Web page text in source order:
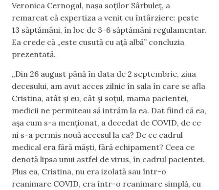
Veronica Cernogal, nașa soților Sârbuleț, a
remarcat că expertiza a venit cu întârziere: peste
13 săptămâni, în loc de 3-6 săptămâni regulamentar.
Ea crede că „este cusută cu ață albă” concluzia
prezentată.
„Din 26 august până în data de 2 septembrie, ziua
decesului, am avut acces zilnic în sala în care se afla
Cristina, atât și eu, cât și soțul, mama pacientei,
medicii ne permiteau să intrăm la ea. Dat fiind că ea,
așa cum s-a menționat, a decedat de COVID, de ce
ni s-a permis nouă accesul la ea? De ce cadrul
medical era fără măști, fără echipament? Ceea ce
denotă lipsa unui astfel de virus, în cadrul pacientei.
Plus ea, Cristina, nu era izolată sau într-o
reanimare COVID, era într-o reanimare simplă, cu